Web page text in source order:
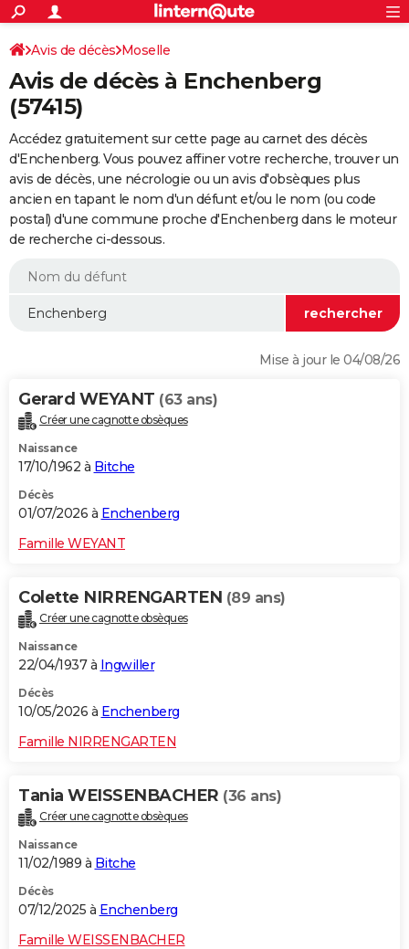
ACTUALITÉS
Politique
Société
Faits Divers
Education
Monde
Villes
+
SPORT
Coupe du monde 2026
Football
Tennis
Cyclisme
Rugby
Forum
FINANCE
Retraite
Impôts
Epargne
Immobilier
Risques naturels par ville
Banque
Assurance
Crédit
Essais
Réserver un essai
Citadines
Berlines
SUV
Forum auto
+
HIGH-TECH
Mobiles
Meilleur smartphone
Internet
Ordinateurs
Jeux vidéo
Guide high-tech
+
BRICOLAGE
Forum
Aménagement intérieur
Extérieur
Cuisine
Salle de bains
Jardinage
Rangement
WEEK-END
Guides de France
Escapades
Patrimoine
Expositions
Musées
Week-end nature
LIFESTYLE
Alimentation
Guide de la santé
Maladies
Médicaments
Sommeil
VOYAGE
Destinations
City break
Voyage nature
Voyage de noces
Forum
Climat
+PHOTO
GUIDES D'ACHAT
BONS PLANS
CARTE DE VOEUX
Dictionnaire
Biographies
Citations
Expressions
Proverbes
PROGRAMME TV
COPAINS D'AVANT
S'inscrire
Se connecter
Lycées
Collèges
Primaires
Universités
Entreprises
Service militaire
Avis de recherche
AVIS DE DÉCÈS
Avis de décès Moselle
Avis de décès à Enchenberg
(57415)
Accédez gratuitement sur cette page au carnet des décès
d'Enchenberg. Vous pouvez affiner votre recherche, trouver un
avis de décès, une nécrologie ou un avis d'obsèques plus
ancien en tapant le nom d'un défunt et/ou le nom (ou code
postal) d'une commune proche d'Enchenberg dans le moteur
de recherche ci-dessous.
Mise à jour le 04/08/26
Gerard WEYANT (63 ans)
Créer une cagnotte obsèques
Naissance
17/10/1962 à Bitche
Décès
01/07/2026 à Enchenberg
Famille WEYANT
Colette NIRRENGARTEN (89 ans)
Créer une cagnotte obsèques
Naissance
22/04/1937 à Ingwiller
Décès
10/05/2026 à Enchenberg
Famille NIRRENGARTEN
Tania WEISSENBACHER (36 ans)
Créer une cagnotte obsèques
Naissance
11/02/1989 à Bitche
Décès
07/12/2025 à Enchenberg
Famille WEISSENBACHER